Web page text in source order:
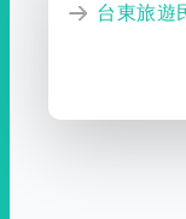
台東旅遊